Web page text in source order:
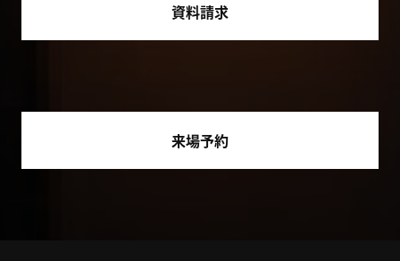
資料請求
来場予約